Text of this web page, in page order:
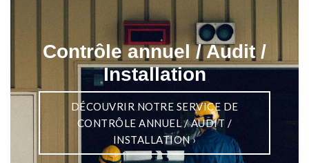
Contrôle annuel / Audit /
Installation
DÉCOUVRIR NOTRE SERVICE DE
CONTRÔLE ANNUEL / AUDIT /
INSTALLATION›